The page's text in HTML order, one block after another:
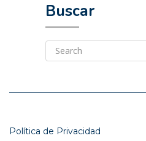
Buscar
Política de Privacidad